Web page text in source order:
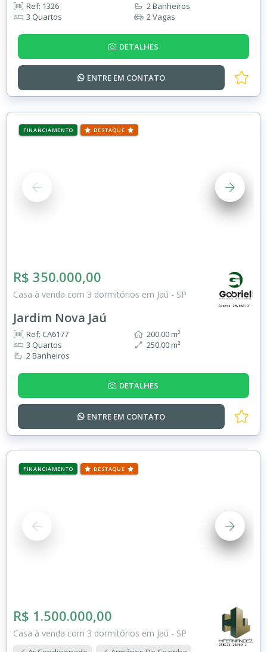
Ref: 1326
3 Quartos
2 Banheiros
2 Vagas
DETALHES
ENTRE EM CONTATO
FINANCIAMENTO DESTAQUE
R$ 350.000,00
Casa à venda com 3 dormitórios em Jaú - SP
Jardim Nova Jaú
Ref: CA6177
3 Quartos
2 Banheiros
200.00 m²
250.00 m²
DETALHES
ENTRE EM CONTATO
FINANCIAMENTO DESTAQUE
R$ 1.500.000,00
Casa à venda com 3 dormitórios em Jaú - SP